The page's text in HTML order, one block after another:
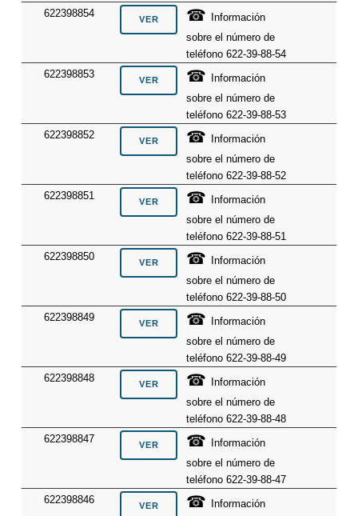
622398854
☎ Información
sobre el número de
teléfono 622-39-88-54
622398853
☎ Información
sobre el número de
teléfono 622-39-88-53
622398852
☎ Información
sobre el número de
teléfono 622-39-88-52
622398851
☎ Información
sobre el número de
teléfono 622-39-88-51
622398850
☎ Información
sobre el número de
teléfono 622-39-88-50
622398849
☎ Información
sobre el número de
teléfono 622-39-88-49
622398848
☎ Información
sobre el número de
teléfono 622-39-88-48
622398847
☎ Información
sobre el número de
teléfono 622-39-88-47
622398846
☎ Información